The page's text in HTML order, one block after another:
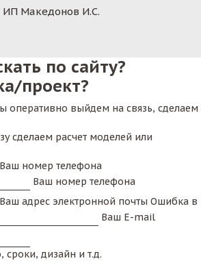
ИП Македонов И.С.
по сайту?
проект?
оперативно выйдем на связь, сделаем
сделаем расчет моделей или
номер телефона
Ваш номер телефона
адрес электронной почты Ошибка в
Ваш E-mail
сроки, дизайн и т.д.